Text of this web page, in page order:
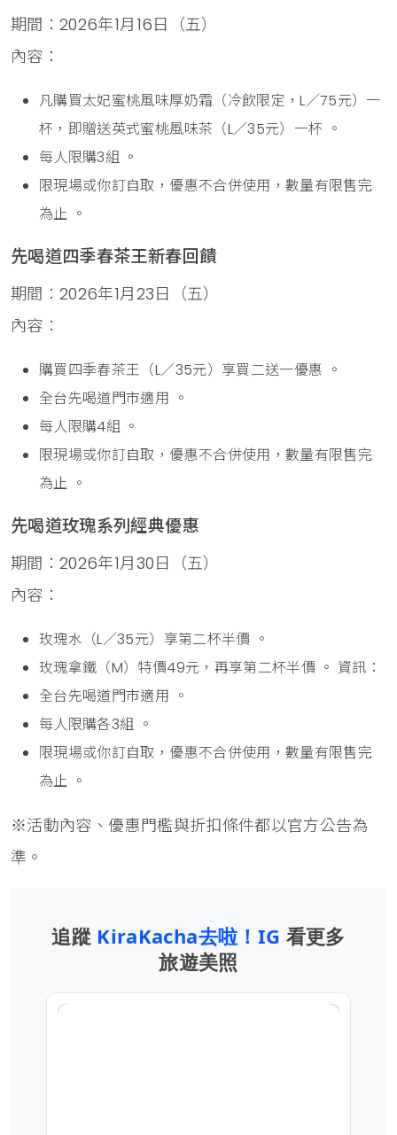
期間：2026年1月16日（五）
內容：
凡購買太妃蜜桃風味厚奶霜（冷飲限定，L／75元）一
杯，即贈送英式蜜桃風味茶（L／35元）一杯 。
每人限購3組 。
限現場或你訂自取，優惠不合併使用，數量有限售完
為止 。
先喝道四季春茶王新春回饋
期間：2026年1月23日（五）
內容：
購買四季春茶王（L／35元）享買二送一優惠 。
全台先喝道門市適用 。
每人限購4組 。
限現場或你訂自取，優惠不合併使用，數量有限售完
為止 。
先喝道玫瑰系列經典優惠
期間：2026年1月30日（五）
內容：
玫瑰水（L／35元）享第二杯半價 。
玫瑰拿鐵（M）特價49元，再享第二杯半價 。 資訊：
全台先喝道門市適用 。
每人限購各3組 。
限現場或你訂自取，優惠不合併使用，數量有限售完
為止 。
※活動內容、優惠門檻與折扣條件都以官方公告為
準。
追蹤 KiraKacha去啦！IG 看更多
旅遊美照